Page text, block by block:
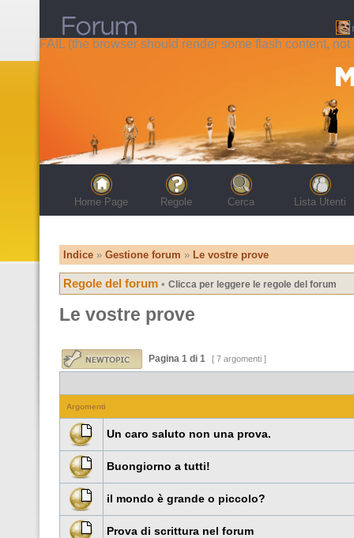
FAIL (the browser should render some flash content, not
Home Page Regole Cerca Lista Utenti
Indice » Gestione forum » Le vostre prove
Regole del forum • Clicca per leggere le regole del forum
Le vostre prove
Pagina 1 di 1 [ 7 argomenti ]
Argomenti
Un caro saluto non una prova.
Buongiorno a tutti!
il mondo è grande o piccolo?
Prova di scrittura nel forum